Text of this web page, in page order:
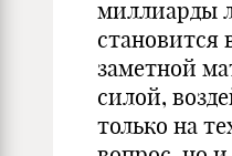
миллиарды
становится
заметной
силой,
только на